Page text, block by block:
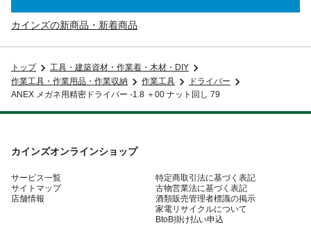
カインズの新商品・新着商品
トップ
工具・建築資材・作業着・木材・DIY
作業工具・作業用品・作業収納
作業工具
ドライバー
ANEX メガネ用精密ドライバー -1.8 ＋00 ナット回し 79
カインズオンラインショップ
サービス一覧
サイトマップ
店舗情報
特定商取引法に基づく表記
古物営業法に基づく表記
酒類販売管理者標識の掲示
家電リサイクルについて
BtoB掛け払い申込